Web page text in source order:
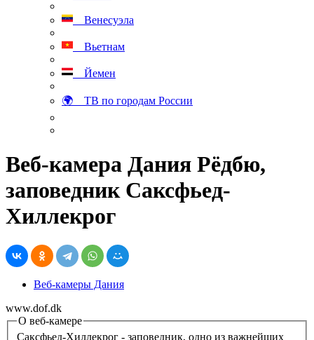
Венесуэла
Вьетнам
Йемен
🌍 ТВ по городам России
Веб-камера Дания Рёдбю,
заповедник Саксфьед-
Хиллекрог
Веб-камеры Дания
www.dof.dk
О веб-камере
Саксфьед-Хиллекрог - заповедник, одно из важнейших